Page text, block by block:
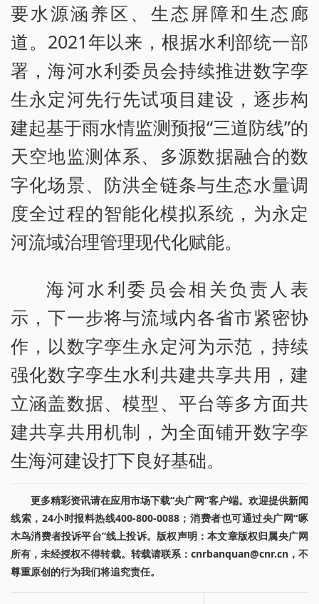
要水源涵养区、生态屏障和生态廊
道。2021年以来，根据水利部统一部
署，海河水利委员会持续推进数字孪
生永定河先行先试项目建设，逐步构
建起基于雨水情监测预报“三道防线”的
天空地监测体系、多源数据融合的数
字化场景、防洪全链条与生态水量调
度全过程的智能化模拟系统，为永定
河流域治理管理现代化赋能。
海河水利委员会相关负责人表
示，下一步将与流域内各省市紧密协
作，以数字孪生永定河为示范，持续
强化数字孪生水利共建共享共用，建
立涵盖数据、模型、平台等多方面共
建共享共用机制，为全面铺开数字孪
生海河建设打下良好基础。
更多精彩资讯请在应用市场下载“央广网”客户端。欢迎提供新闻
线索，24小时报料热线400-800-0088；消费者也可通过央广网“啄
木鸟消费者投诉平台”线上投诉。版权声明：本文章版权归属央广网
所有，未经授权不得转载。转载请联系：cnrbanquan@cnr.cn，不
尊重原创的行为我们将追究责任。